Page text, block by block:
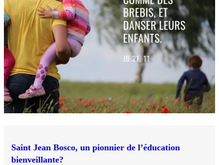
Saint Jean Bosco, un pionnier de l’éducation
bienveillante?